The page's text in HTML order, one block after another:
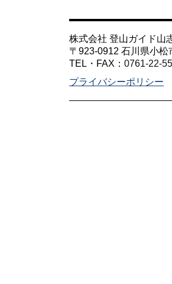
株式会社 登山ガイド山
〒923-0912 石川県小松
TEL・FAX： 0761-22-
プライバシーポリシー